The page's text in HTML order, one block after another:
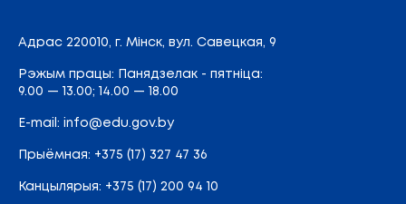
Адрас 220010, г. Мінск, вул. Савецкая, 9
Рэжым працы: Панядзелак - пятніца:
9.00 — 13.00; 14.00 — 18.00
E-mail: info@edu.gov.by
Прыёмная: +375 (17) 327 47 36
Канцылярыя: +375 (17) 200 94 10